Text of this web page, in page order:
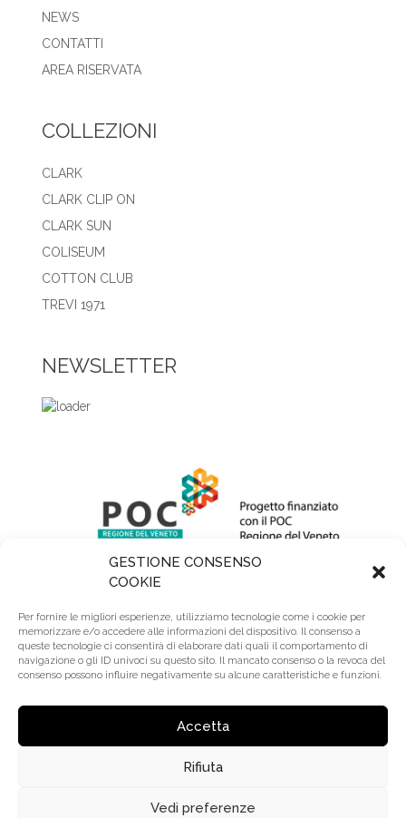
GESTIONE CONSENSO
COOKIE
Per fornire le migliori esperienze, utilizziamo tecnologie come i cookie per
memorizzare e/o accedere alle informazioni del dispositivo. Il consenso a
queste tecnologie ci consentirà di elaborare dati quali il comportamento di
navigazione o gli ID univoci su questo sito. Il mancato consenso o la revoca del
consenso possono influire negativamente su alcune caratteristiche e funzioni.
Accetta
Rifiuta
Vedi preferenze
NEWS
CONTATTI
AREA RISERVATA
COLLEZIONI
CLARK
CLARK CLIP ON
CLARK SUN
COLISEUM
COTTON CLUB
TREVI 1971
NEWSLETTER
Cap. Sociale: 110.000 € Lv. | Riserve: 2.200.000 €
Made byLarin